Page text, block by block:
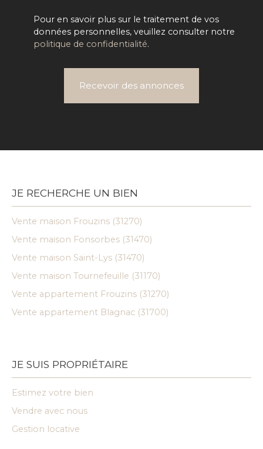
Pour en savoir plus sur le traitement de vos
données personnelles, veuillez consulter notre
politique de confidentialité.
Recevoir des annonces
JE RECHERCHE UN BIEN
Vente maison Frouzins (31270)
Vente maison Fonsorbes (31470)
Vente maison Saint-Lys (31470)
Vente maison Tournefeuille (31170)
Vente appartement Frouzins (31270)
Vente appartement Blagnac (31700)
JE SUIS PROPRIÉTAIRE
Estimez votre bien
Vendre avec nous
Gestion locative